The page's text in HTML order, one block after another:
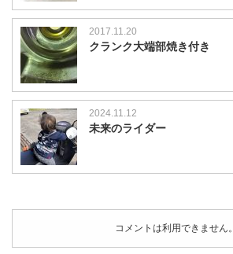
2017.11.20
クランク大端部焼き付き
2024.11.12
未来のライダー
コメントは利用できません。